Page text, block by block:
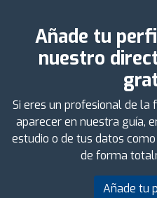
Añade tu
nuestro
Si eres un profesional de la
aparecer en nuestra guía,
estudio o de tus datos
de forma
Añade tu